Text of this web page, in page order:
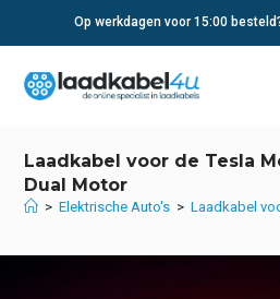
Op werkdagen voor 15:00
Laadkabel voor de Tesla
Dual Motor
> Elektrische Auto's > Laadkabel